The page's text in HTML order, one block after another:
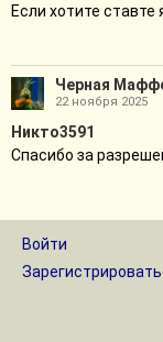
Если хотите ставте
Черная
22 ноября 2025
Никто3591
Спасибо за
Войти